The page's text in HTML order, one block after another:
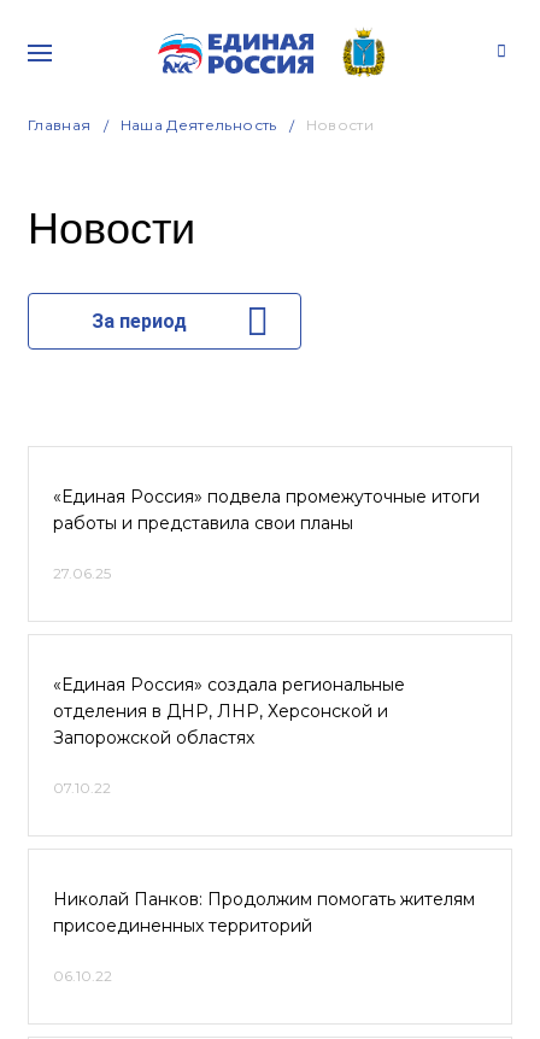
Главная Наша Деятельность Новости
Новости
За период
«Единая Россия» подвела промежуточные итоги
работы и представила свои планы
27.06.25
«Единая Россия» создала региональные
отделения в ДНР, ЛНР, Херсонской и
Запорожской областях
07.10.22
Николай Панков: Продолжим помогать жителям
присоединенных территорий
06.10.22